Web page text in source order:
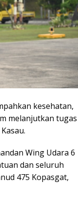
kesehatan,
melanjutkan tugas
Wing Udara 6
dan seluruh
475 Kopasgat,